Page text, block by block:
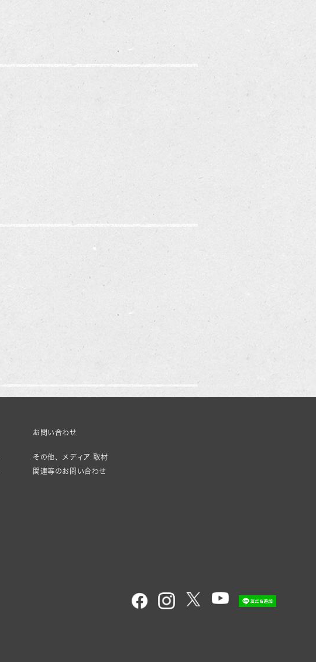
お問い合わせ
その他、メディア 取材
関連等のお問い合わせ